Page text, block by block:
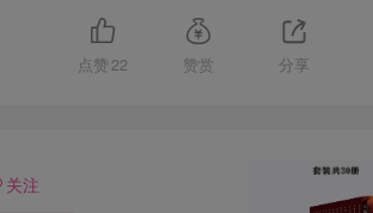
点赞 22 赞赏 分享
关注